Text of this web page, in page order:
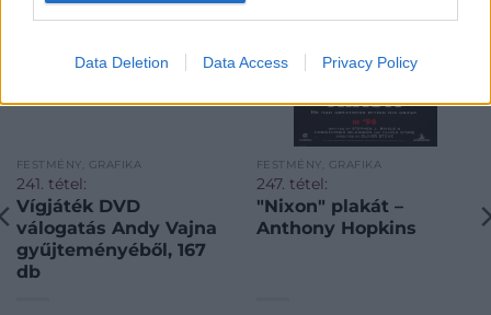
Data Deletion Data Access Privacy Policy
FESTMÉNY, GRAFIKA
241. tétel:
Vígjáték DVD
válogatás Andy Vajna
gyűjteményéből, 167
db
FESTMÉNY, GRAFIKA
247. tétel:
"Nixon" plakát –
Anthony Hopkins